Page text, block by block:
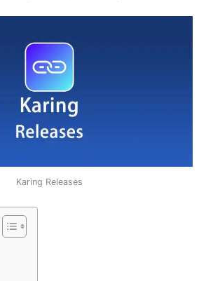
Karing Releases